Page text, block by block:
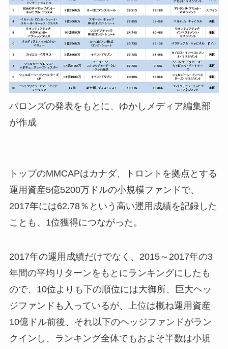
バロンズの発表をもとに、ゆかしメディア編集部
が作成
トップのMMCAPはカナダ、トロントを拠点とする
運用資産5億5200万ドルの小規模ファンドで、
2017年には62.78％という高い運用成績を記録した
ことも、1位獲得につながった。
2017年の運用成績だけでなく、2015～2017年の3
年間の平均リターンをもとにランキングにしたも
ので、10位よりも下の順位には大御所、巨大ヘッ
ジファンドも入っているが、上位は概ね運用資産
10億ドル前後、それ以下のヘッジファンドがラン
クインし、ランキング全体でもおよそ半数は小規